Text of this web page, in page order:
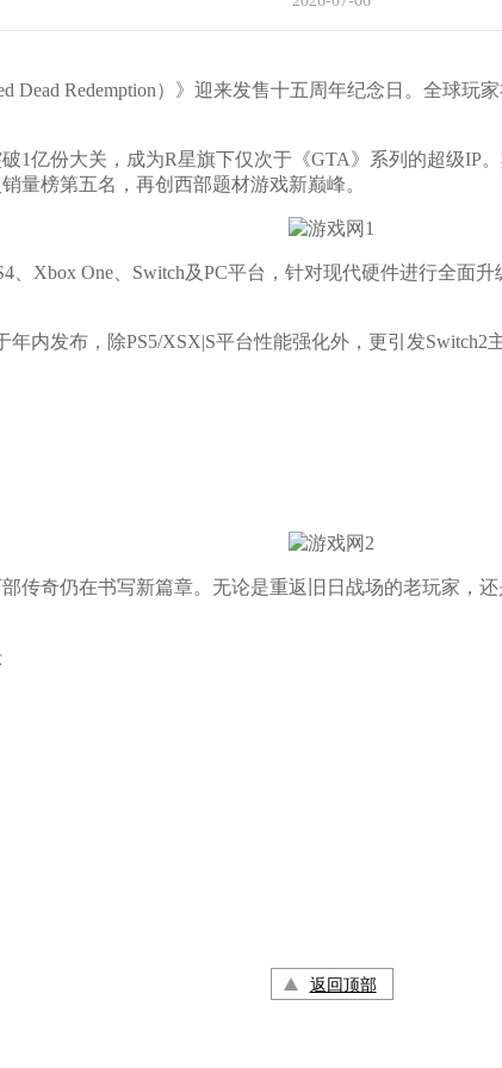
Redemption）》迎来发售十五周年纪念日。全球玩
份大关，成为R星旗下仅次于《GTA》系列的超级IP
量榜第五名，再创西部题材游戏新巅峰。
One、Switch及PC平台，针对现代硬件进行全面
发布，除PS5/XSX|S平台性能强化外，更引发
奇仍在书写新篇章。无论是重返旧日战场的老玩家，还
返回顶部